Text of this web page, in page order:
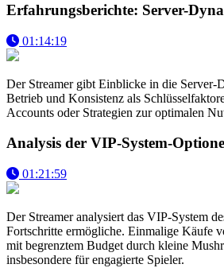
Erfahrungsberichte: Server-
01:14:19
Der Streamer gibt Einblicke in die
Betrieb und Konsistenz als
Accounts oder Strategien zur optimalen
Analysis der VIP-System-
01:21:59
Der Streamer analysiert das VIP-System
Fortschritte ermögliche. Einmalige Käufe
mit begrenztem Budget durch kleine
insbesondere für engagierte Spieler.